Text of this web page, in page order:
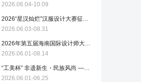
2026.06.04-10.09
2026“星汉灿烂”汉服设计大赛征稿启事（截至2026.8.31）
2026.06.03-08.31
2026年第五届海南国际设计师大赛作品征集
2026.06.01-08.14
“工美杯” 非遗新生・民族风尚 —— 全国现代时尚首饰设计大赛火热报名中
2026.06.01-06.25